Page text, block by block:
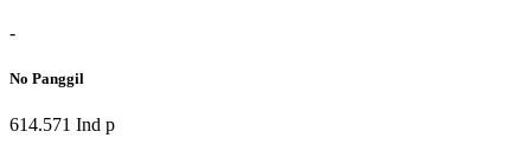
-
No Panggil
614.571 Ind p